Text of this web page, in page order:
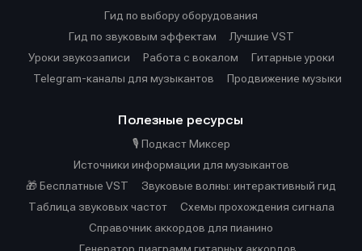
Гид по выбору оборудования
Гид по звуковым эффектам
Лучшие VST
Уроки звукозаписи
Работа с вокалом
Гитарные уроки
Telegram-каналы для музыкантов
Продвижение музыки
Полезные ресурсы
🎙️ Подкаст Миксер
Источники информации для музыкантов
🎁 Бесплатные VST
Звуковые волны: интерактивный гид
Таблица звуковых частот
Cхемы прохождения сигнала
Справочник аккордов для пианино